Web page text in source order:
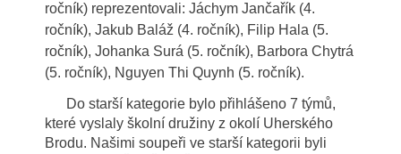
ročník) reprezentovali: Jáchym Jančařík (4.
ročník), Jakub Baláž (4. ročník), Filip Hala (5.
ročník), Johanka Surá (5. ročník), Barbora Chytrá
(5. ročník), Nguyen Thi Quynh (5. ročník).
Do starší kategorie bylo přihlášeno 7 týmů,
které vyslaly školní družiny z okolí Uherského
Brodu. Našimi soupeři ve starší kategorii byli